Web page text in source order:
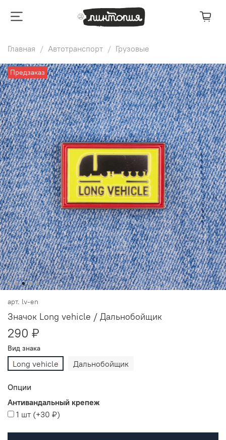
Главная Автотранспорт Грузовые
Предзаказ
арт. lv-en
Значок Long vehicle / Дальнобойщик
290 ₽
Вид знака
Long vehicle Дальнобойщик
Опции
Антивандальный крепеж
1 шт (+30 ₽)